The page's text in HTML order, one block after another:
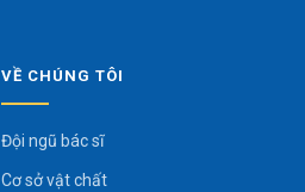
VỀ CHÚNG TÔI
Đội ngũ bác sĩ
Cơ sở vật chất